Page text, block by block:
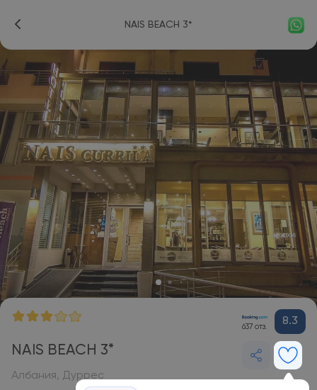
NAIS BEACH 3*
637 отз. 8.3
NAIS BEACH 3*
Албания, Дуррес